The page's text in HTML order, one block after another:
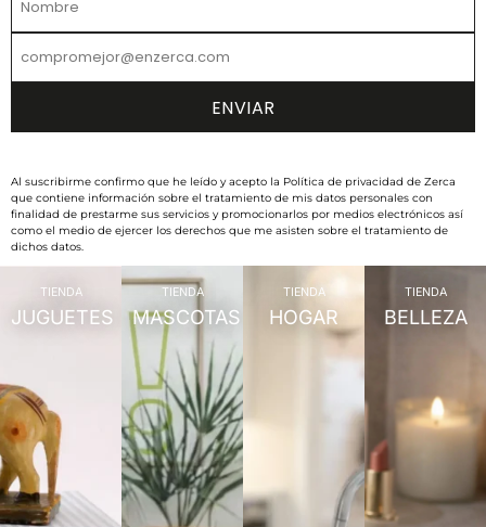
Al suscribirme confirmo que he leído y acepto la Política de privacidad de Zerca
que contiene información sobre el tratamiento de mis datos personales con
finalidad de prestarme sus servicios y promocionarlos por medios electrónicos así
como el medio de ejercer los derechos que me asisten sobre el tratamiento de
dichos datos.
TIENDA
JUGUETES
TIENDA
MASCOTAS
TIENDA
HOGAR
TIENDA
BELLEZA